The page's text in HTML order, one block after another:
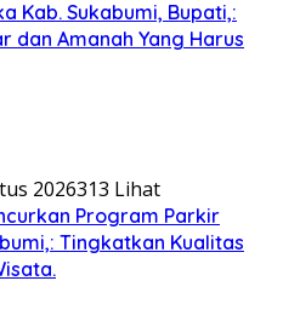
Kab. Sukabumi, Bupati,:
dan Amanah Yang Harus
2026313 Lihat
Program Parkir
Tingkatkan Kualitas